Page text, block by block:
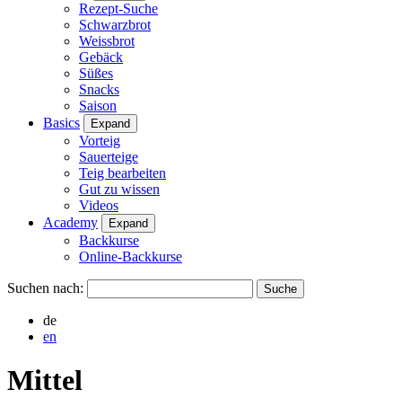
Rezept-Suche
Schwarzbrot
Weissbrot
Gebäck
Süßes
Snacks
Saison
Basics
Expand
Vorteig
Sauerteige
Teig bearbeiten
Gut zu wissen
Videos
Academy
Expand
Backkurse
Online-Backkurse
Suchen nach:
de
en
Mittel